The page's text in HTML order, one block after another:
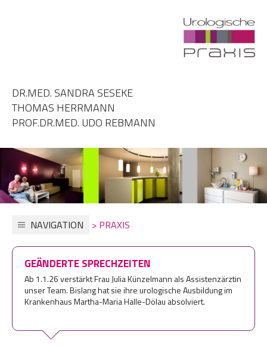
DR.MED. SANDRA SESEKE
THOMAS HERRMANN
PROF.DR.MED. UDO REBMANN
NAVIGATION > PRAXIS
GEÄNDERTE SPRECHZEITEN
Ab 1.1.26 verstärkt Frau Julia Künzelmann als Assistenzärztin
unser Team. Bislang hat sie ihre urologische Ausbildung im
Krankenhaus Martha-Maria Halle-Dölau absolviert.